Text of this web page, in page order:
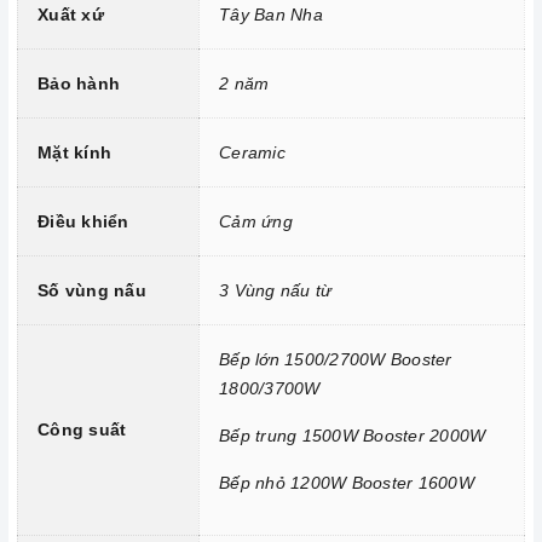
Công nghệ hiện đại
Sử dụng bản mạch mâm từ theo công nghệ Châu Âu
Công nghệ INVERTER tiết kiệm điện năng.
Trang bị 9 dải công suất nấu.
Tính năng vượt trội
Chức năng Booster:
Xuất xứ Tây Ban Nha
Bảo hành 2 năm
Mặt kính Ceramic
Điều khiển Cảm ứng
Số vùng nấu 3 Vùng nấu từ
Công suất
Bếp lớn 1500/2700W Booster
1800/3700W
Bếp trung 1500W Booster 2000W
Bếp nhỏ 1200W Booster 1600W